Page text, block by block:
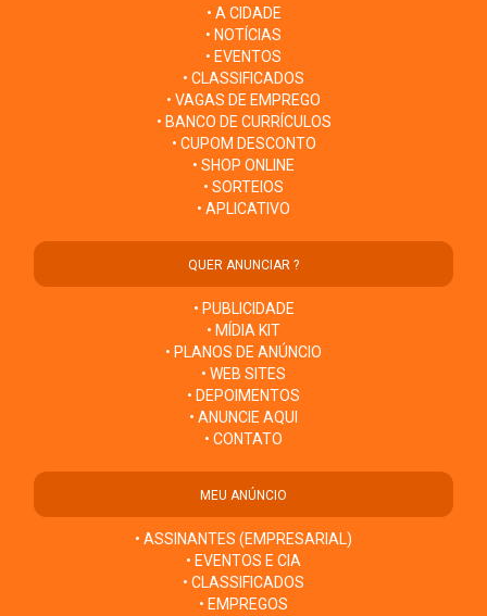
• A CIDADE
• NOTÍCIAS
• EVENTOS
• CLASSIFICADOS
• VAGAS DE EMPREGO
• BANCO DE CURRÍCULOS
• CUPOM DESCONTO
• SHOP ONLINE
• SORTEIOS
• APLICATIVO
QUER ANUNCIAR ?
• PUBLICIDADE
• MÍDIA KIT
• PLANOS DE ANÚNCIO
• WEB SITES
• DEPOIMENTOS
• ANUNCIE AQUI
• CONTATO
MEU ANÚNCIO
• ASSINANTES (EMPRESARIAL)
• EVENTOS E CIA
• CLASSIFICADOS
• EMPREGOS